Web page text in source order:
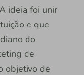
ideia foi unir
e que
do
de
objetivo de